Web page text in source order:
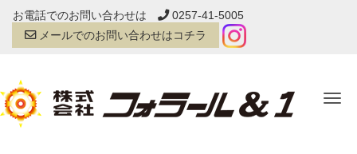
お電話でのお問い合わせは
0257-41-5005
メールでのお問い合わせはコチラ